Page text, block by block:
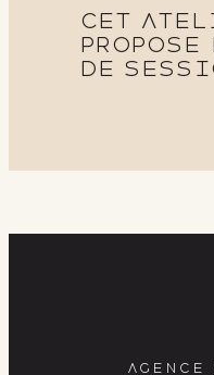
Cet
propose
de
AGENCE